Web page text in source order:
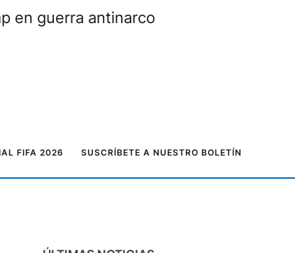
en guerra antinarco
FIFA 2026 SUSCRÍBETE A NUESTRO BOLETÍN